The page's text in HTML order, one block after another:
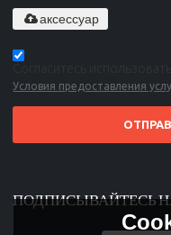
аксессуар
Условия предоставления
ПОДПИСЫВАЙТЕСЬ